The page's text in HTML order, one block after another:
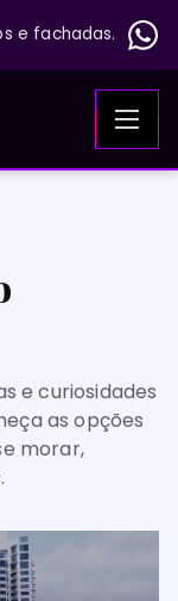
e fachadas.
e curiosidades
as opções
morar,